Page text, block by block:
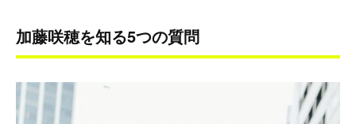
加藤咲穂を知る5つの質問